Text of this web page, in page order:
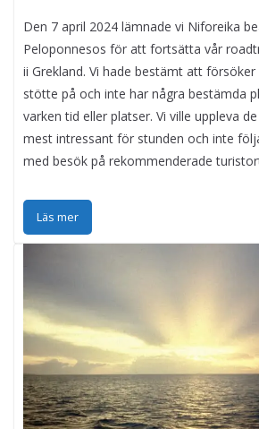
Den 7 april 2024 lämnade vi Niforeika
Peloponnesos för att fortsätta vår
ii Grekland. Vi hade bestämt att
stötte på och inte har några bestämda
varken tid eller platser. Vi ville uppleva
mest intressant för stunden och inte
med besök på rekommenderade
Läs mer